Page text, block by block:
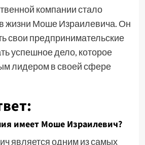
компании стало
жизни Моше Израилевича. Он
свои предпринимательские
успешное дело, которое
лидером в своей сфере
имеет Моше Израилевич?
является одним из самых